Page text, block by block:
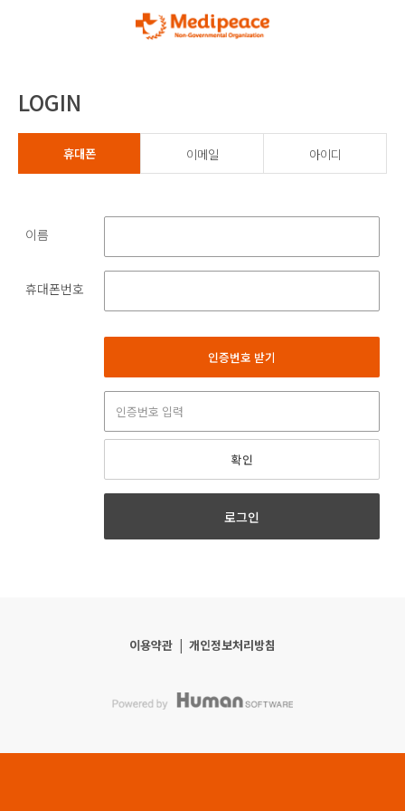
됩니다
LOGIN
휴대폰 이메일 아이디
이름
휴대폰번호
인증번호 받기
확인
로그인
이용약관 개인정보처리방침